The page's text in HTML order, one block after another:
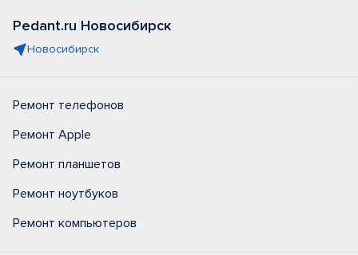
Pedant.ru Новосибирск
Новосибирск
Ремонт телефонов
Ремонт Apple
Ремонт планшетов
Ремонт ноутбуков
Ремонт компьютеров